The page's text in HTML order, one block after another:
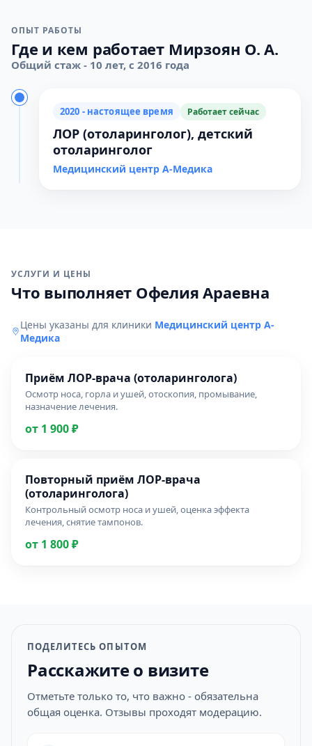
ОПЫТ РАБОТЫ
Где и кем работает Мирзоян О. А.
Общий стаж - 10 лет, с 2016 года
2020 - настоящее время Работает сейчас
ЛОР (отоларинголог), детский
отоларинголог
Медицинский центр А-Медика
УСЛУГИ И ЦЕНЫ
Что выполняет Офелия Араевна
Цены указаны для клиники Медицинский центр А-
Медика
Приём ЛОР-врача (отоларинголога)
Осмотр носа, горла и ушей, отоскопия, промывание,
назначение лечения.
от 1 900 ₽
Повторный приём ЛОР-врача
(отоларинголога)
Контрольный осмотр носа и ушей, оценка эффекта
лечения, снятие тампонов.
от 1 800 ₽
ПОДЕЛИТЕСЬ ОПЫТОМ
Расскажите о визите
Отметьте только то, что важно - обязательна
общая оценка. Отзывы проходят модерацию.